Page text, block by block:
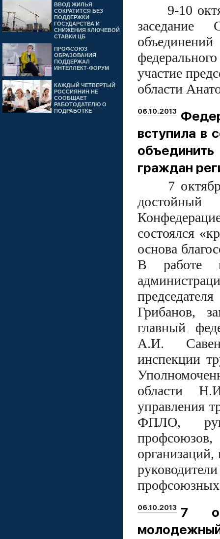
ВВОД ЖИЛЬЯ
СОКРАТИТСЯ БЕЗ
ПОДДЕРЖКИ
ГОСУДАРСТВА И
СНИЖЕНИЯ КЛЮЧЕВОЙ
СТАВКИ ЦБ
ПРОФСОЮЗ
ОБРАЗОВАНИЯ
ПОДДЕРЖАЛ
ИНТЕЛЛЕКТ-ФОРУМ
КАЖДЫЙ ЧЕТВЕРТЫЙ
РОССИЯНИН НЕ
СООБЩАЕТ
РАБОТОДАТЕЛЮ О
ПОДРАБОТКЕ
9-10
заседание
участие
области
06.10.2013
вступила в
граждан
7 октября
достойный
состоялся
основа
В работе
Грибанов,
главный
А.И.
инспекции
области
управления
ФПЛО,
профсоюзных
06.10.2013 7